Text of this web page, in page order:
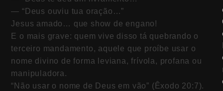
— “Deus ouviu tua oração…”
Jesus amado… que show de engano!
E o mais grave: quem vive disso tá quebrando o
terceiro mandamento, aquele que proíbe usar o
nome divino de forma leviana, frívola, profana ou
manipuladora.
“Não usar o nome de Deus em vão” (Êxodo 20:7).